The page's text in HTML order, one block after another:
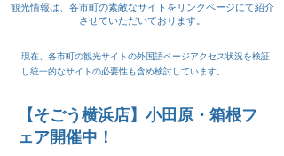
観光情報は、 各市町の素敵なサイトをリンクページにて紹介
させていただいております。
現在、各市町の観光サイトの外国語ページアクセス状況を検証
し統一的なサイトの必要性も含め検討し ています。
【そごう横浜店】小田原・箱根フ
ェア開催中！